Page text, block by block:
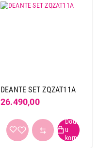
DEANTE SET ZQZAT11A
26.490,00